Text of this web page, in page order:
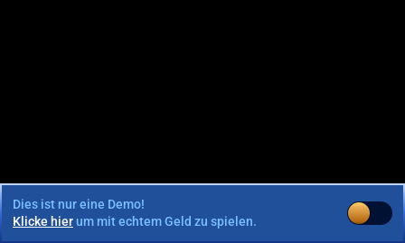
Dies ist nur eine Demo!
Klicke hier um mit echtem Geld zu spielen.